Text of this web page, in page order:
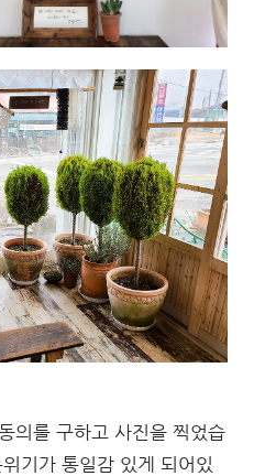
의를 구하고 사진을 찍었습
기가 통일감 있게 되어있